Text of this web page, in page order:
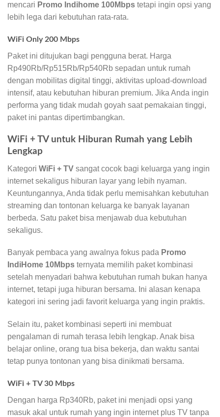
mencari Promo Indihome 100Mbps tetapi ingin opsi yang
lebih lega dari kebutuhan rata-rata.
WiFi Only 200 Mbps
Paket ini ditujukan bagi pengguna berat. Harga
Rp490Rb/Rp515Rb/Rp540Rb sepadan untuk rumah
dengan mobilitas digital tinggi, aktivitas upload-download
intensif, atau kebutuhan hiburan premium. Jika Anda ingin
performa yang tidak mudah goyah saat pemakaian tinggi,
paket ini pantas dipertimbangkan.
WiFi + TV untuk Hiburan Rumah yang Lebih
Lengkap
Kategori WiFi + TV sangat cocok bagi keluarga yang ingin
internet sekaligus hiburan layar yang lebih nyaman.
Keuntungannya, Anda tidak perlu memisahkan kebutuhan
streaming dan tontonan keluarga ke banyak layanan
berbeda. Satu paket bisa menjawab dua kebutuhan
sekaligus.
Banyak pembaca yang awalnya fokus pada Promo
IndiHome 10Mbps ternyata memilih paket kombinasi
setelah menyadari bahwa kebutuhan rumah bukan hanya
internet, tetapi juga hiburan bersama. Ini alasan kenapa
kategori ini sering jadi favorit keluarga yang ingin praktis.
Selain itu, paket kombinasi seperti ini membuat
pengalaman di rumah terasa lebih lengkap. Anak bisa
belajar online, orang tua bisa bekerja, dan waktu santai
tetap punya tontonan yang bisa dinikmati bersama.
WiFi + TV 30 Mbps
Dengan harga Rp340Rb, paket ini menjadi opsi yang
masuk akal untuk rumah yang ingin internet plus TV tanpa